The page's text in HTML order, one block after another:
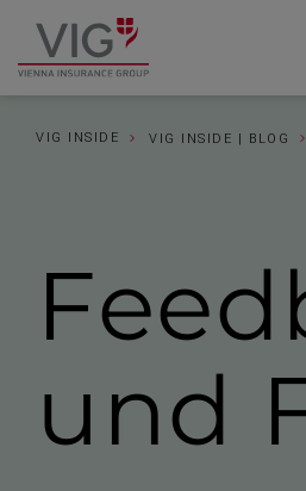
Inhalt
springen
Fußzeile
springen
Zur
Startseite
VIG INSIDE VIG INSIDE | BLOG
und